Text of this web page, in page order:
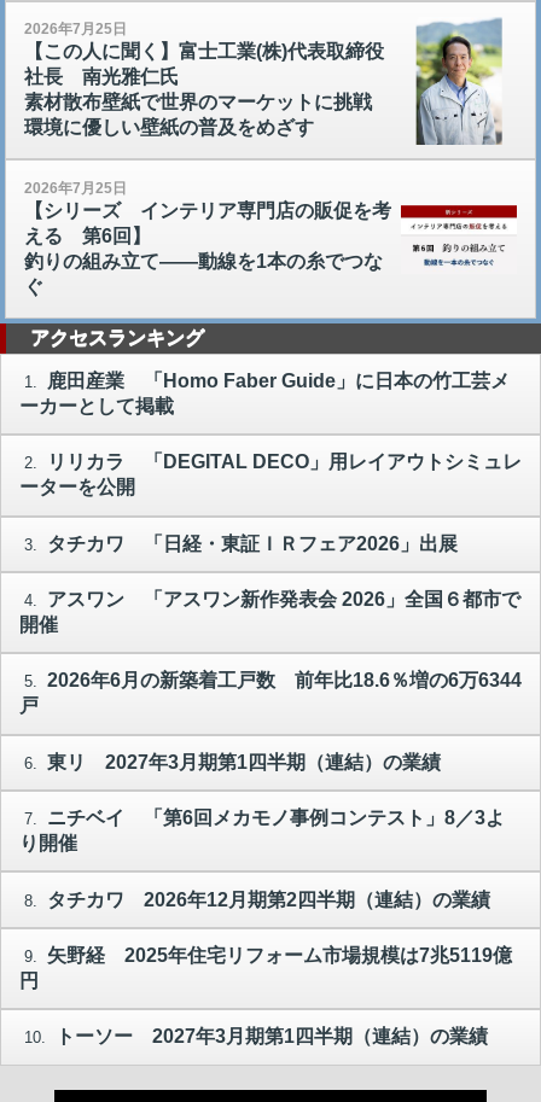
2026年7月25日
【この人に聞く】富士工業(株)代表取締役
社長 南光雅仁氏
素材散布壁紙で世界のマーケットに挑戦
環境に優しい壁紙の普及をめざす
2026年7月25日
【シリーズ インテリア専門店の販促を考
える 第6回】
釣りの組み立て――動線を1本の糸でつな
ぐ
アクセスランキング
1.
鹿田産業 「Homo Faber Guide」に日本の竹工芸メ
ーカーとして掲載
2.
リリカラ 「DEGITAL DECO」用レイアウトシミュレ
ーターを公開
3. タチカワ 「日経・東証ＩＲフェア2026」出展
4.
アスワン 「アスワン新作発表会 2026」全国６都市で
開催
5. 2026年6月の新築着工戸数 前年比18.6％増の6万6344
戸
6. 東リ 2027年3月期第1四半期（連結）の業績
7.
ニチベイ 「第6回メカモノ事例コンテスト」8／3よ
り開催
8. タチカワ 2026年12月期第2四半期（連結）の業績
9.
矢野経 2025年住宅リフォーム市場規模は7兆5119億
円
10. トーソー 2027年3月期第1四半期（連結）の業績